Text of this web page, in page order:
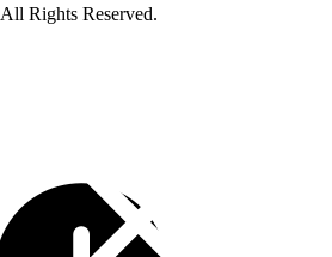
All Rights Reserved.